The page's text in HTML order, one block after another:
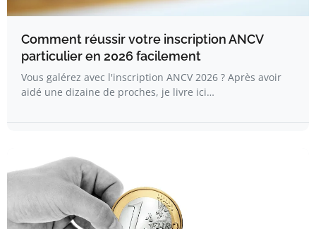
Comment réussir votre inscription ANCV
particulier en 2026 facilement
Vous galérez avec l'inscription ANCV 2026 ? Après avoir
aidé une dizaine de proches, je livre ici…